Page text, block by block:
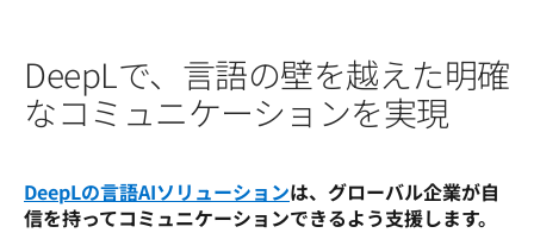
DeepLで、言語の壁を越えた明確
なコミュニケーションを実現
DeepLの言語AIソリューションは、グローバル企業が自
信を持ってコミュニケーションできるよう支援します。